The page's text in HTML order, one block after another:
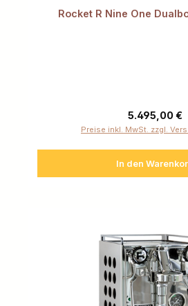
Rocket R Nine One
Regulärer
5.495,00 €
Preise inkl. MwSt. zzgl.
In den